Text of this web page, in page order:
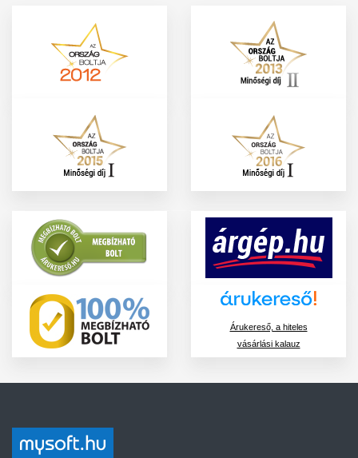
Árukereső, a hiteles
vásárlási kalauz